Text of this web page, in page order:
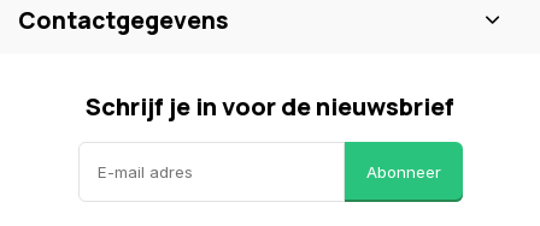
Contactgegevens
Schrijf je in voor de nieuwsbrief
Abonneer